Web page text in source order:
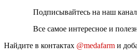
Подписывайтесь на наш
Все самое интересное и
Найдите в контактах @medafarm и